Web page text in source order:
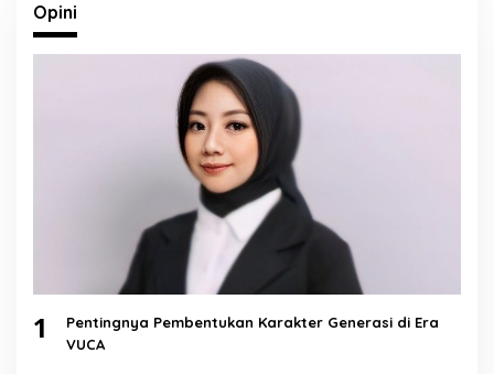
Opini
1
Pentingnya Pembentukan Karakter Generasi di Era
VUCA